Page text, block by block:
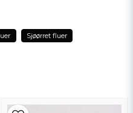
produktet...
Sjøørret fluer